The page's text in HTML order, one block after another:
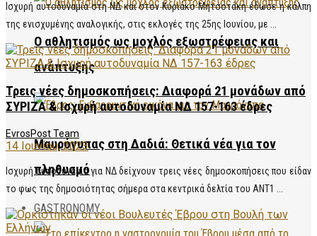
Ο αθλητισμός ως μοχλός εξωστρέφειας και
ανάπτυξης
Μαυρόγυπας στη Δαδιά: Θετικά νέα για τον
πληθυσμό
GASTRONOMY
Ισχυρή αυτοδυναμία στη ΝΔ και στον Κυριάκο Μητσοτάκη έδωσε η κάλπη
της ενισχυμένης αναλογικής, στις εκλογές της 25ης Ιουνίου, με ...
Τρεις νέες δημοσκοπήσεις: Διαφορά 21 μονάδων από
ΣΥΡΙΖΑ & Iσχυρή αυτοδυναμία ΝΔ 157-163 έδρες
EvrosPost Team
14 Ιουνίου, 2023
Ισχυρή αυτοδυναμία για ΝΔ δείχνουν τρεις νέες δημοσκοπήσεις που είδαν
το φως της δημοσιότητας σήμερα στα κεντρικά δελτία του ΑΝΤ1 ...